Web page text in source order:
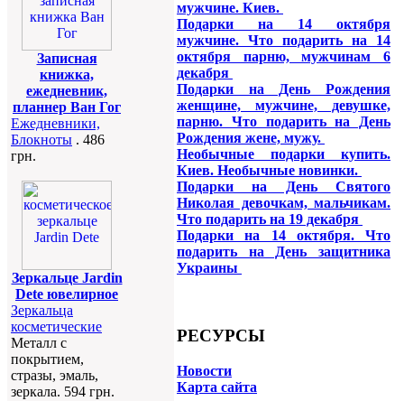
Записная
книжка,
ежедневник,
планнер Ван Гог
Ежедневники,
Блокноты . 486
грн.
Зеркальце Jardin
Dete ювелирное
Зеркальца
косметические
Металл с
покрытием,
стразы, эмаль,
зеркала. 594 грн.
мужчине. Киев.
Подарки на 14 октября
мужчине. Что подарить на 14
октября парню, мужчинам 6
декабря
Подарки на День Рождения
женщине, мужчине, девушке,
парню. Что подарить на День
Рождения жене, мужу.
Необычные подарки купить.
Киев. Необычные новинки.
Подарки на День Святого
Николая девочкам, мальчикам.
Что подарить на 19 декабря
Подарки на 14 октября. Что
подарить на День защитника
Украины
РЕСУРСЫ
Новости
Карта сайта